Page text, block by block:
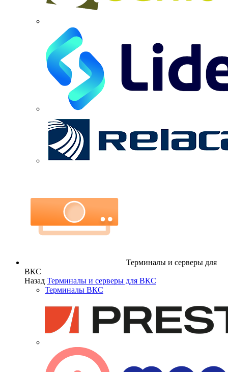
Терминалы и серверы для
ВКС
Назад Терминалы и серверы для ВКС
Терминалы ВКС